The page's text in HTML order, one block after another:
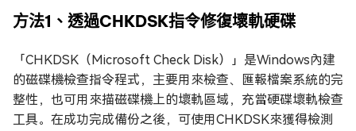
方法1、透過CHKDSK指令修復壞軌硬碟
「CHKDSK（Microsoft Check Disk）」是Windows內建
的磁碟機檢查指令程式，主要用來檢查、匯報檔案系統的完
整性，也可用來描磁碟機上的壞軌區域，充當硬碟壞軌檢查
工具。在成功完成備份之後，可使用CHKDSK來獲得檢測